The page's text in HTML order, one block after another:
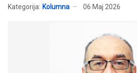
Kategorija: Kolumna 06 Maj 2026